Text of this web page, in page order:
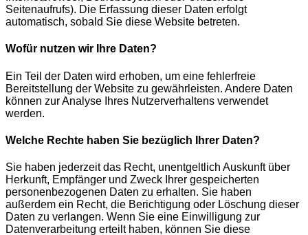
Seitenaufrufs). Die Erfassung dieser Daten erfolgt
automatisch, sobald Sie diese Website betreten.
Wofür nutzen wir Ihre Daten?
Ein Teil der Daten wird erhoben, um eine fehlerfreie
Bereitstellung der Website zu gewährleisten. Andere Daten
können zur Analyse Ihres Nutzerverhaltens verwendet
werden.
Welche Rechte haben Sie bezüglich Ihrer Daten?
Sie haben jederzeit das Recht, unentgeltlich Auskunft über
Herkunft, Empfänger und Zweck Ihrer gespeicherten
personenbezogenen Daten zu erhalten. Sie haben
außerdem ein Recht, die Berichtigung oder Löschung dieser
Daten zu verlangen. Wenn Sie eine Einwilligung zur
Datenverarbeitung erteilt haben, können Sie diese